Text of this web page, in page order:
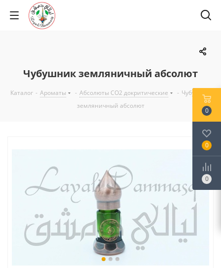
Чубушник земляничный абсолют
Каталог - Ароматы - Абсолюты CO2 докритические - Чубушник
земляничный абсолют
0
0
0